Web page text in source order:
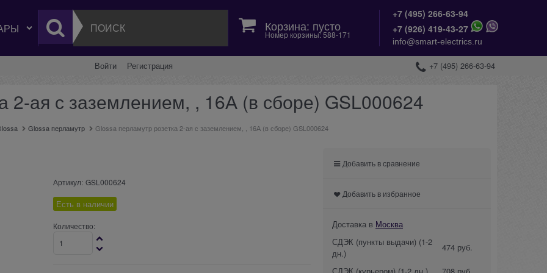
Корзина: пусто
Номер корзины: 588-171
+7 (495) 266-63-94
+7 (926) 419-43-27
info@smart-electrics.ru
Войти Регистрация +7 (495) 266-63-94
2-ая с заземлением, , 16А (в сборе) GSL000624
Glossa перламутр Glossa перламутр розетка 2-ая с заземлением, , 16А (в сборе) GSL000624
Артикул: GSL000624
Есть в наличии
Количество:
Добавить в сравнение
Добавить в избранное
Доставка в Москва
СДЭК (пункты выдачи) (1-2
дн.)
474 руб.